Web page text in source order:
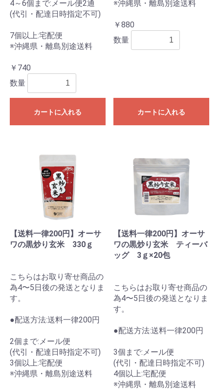
4～6個まで:メール便2通
(代引・配達日時指定不可)
7個以上:宅配便
※沖縄県・離島別途送料
￥740
数量
カートに入れる
※沖縄県・離島別途送料
￥880
数量
カートに入れる
【送料一律200円】オーサ
ワの黒炒り玄米 330ｇ
こちらはお取り寄せ商品の
為4〜5日後の発送となりま
す。
●配送方法:送料一律200円
2個まで:メール便
(代引・配達日時指定不可)
3個以上:宅配便
※沖縄県・離島別途送料
【送料一律200円】オーサ
ワの黒炒り玄米 ティーバ
ッグ 3ｇ×20包
こちらはお取り寄せ商品の
為4〜5日後の発送となりま
す。
●配送方法:送料一律200円
3個まで:メール便
(代引・配達日時指定不可)
4個以上:宅配便
※沖縄県・離島別途送料